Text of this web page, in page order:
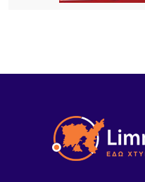
22 ΏΡΕΣ ΠΡΙΝ